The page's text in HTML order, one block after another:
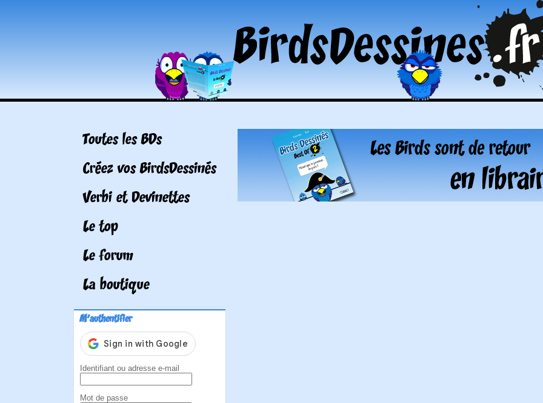
Toutes les BDs
Créez vos BirdsDessinés
Verbi et Devinettes
Le top
Le forum
La boutique
M'authentifier
Identifiant ou adresse e-mail
Mot de passe